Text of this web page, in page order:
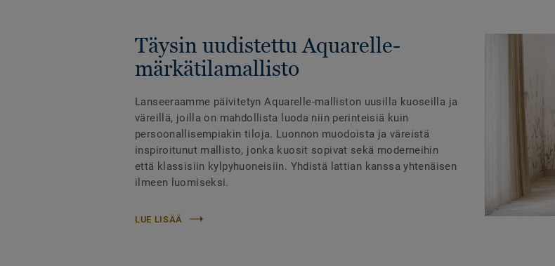
Täysin uudistettu Aquarelle-
märkätilamallisto
Lanseeraamme päivitetyn Aquarelle-malliston uusilla kuoseilla ja
väreillä, joilla on mahdollista luoda niin perinteisiä kuin
persoonallisempiakin tiloja. Luonnon muodoista ja väreistä
inspiroitunut mallisto, jonka kuosit sopivat sekä moderneihin
että klassisiin kylpyhuoneisiin. Yhdistä lattian kanssa yhtenäisen
ilmeen luomiseksi.
LUE LISÄÄ